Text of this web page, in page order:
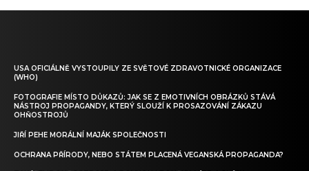
USA OFICIÁLNĚ VYSTOUPILY ZE SVĚTOVÉ ZDRAVOTNICKÉ ORGANIZACE
(WHO)
FOTOGRAFIE MÍSTO DŮKAZŮ: JAK SE Z EMOTIVNÍCH OBRÁZKŮ STÁVÁ
NÁSTROJ PROPAGANDY, KTERÝ SLOUŽÍ K PROSAZOVÁNÍ ZÁKAZU
OHŇOSTROJŮ
JIŘÍ PEHE MORÁLNÍ MAJÁK SPOLEČNOSTI
OCHRANA PŘÍRODY, NEBO STÁTEM PLACENÁ VEGANSKÁ PROPAGANDA?